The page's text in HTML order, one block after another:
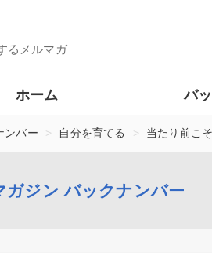
るメルマガ
ホーム バ
ンバー > 自分を育てる > 当たり前こ
ガジン バックナンバー